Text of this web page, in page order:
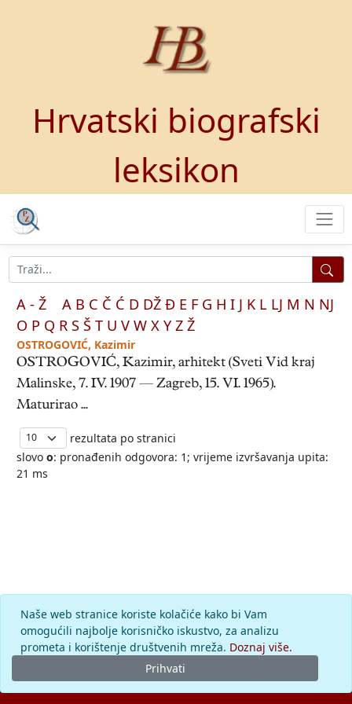
Hrvatski biografski
leksikon
A - Ž A B C Č Ć D DŽ Đ E F G H I J K L LJ M N NJ
O P Q R S Š T U V W X Y Z Ž
OSTROGOVIĆ, Kazimir
OSTROGOVIĆ, Kazimir, arhitekt (Sveti Vid kraj
Malinske, 7. IV. 1907 — Zagreb, 15. VI. 1965).
Maturirao ...
rezultata po stranici
slovo o: pronađenih odgovora: 1; vrijeme izvršavanja upita:
21 ms
Naše web stranice koriste kolačiće kako bi Vam
omogućili najbolje korisničko iskustvo, za analizu
prometa i korištenje društvenih mreža. Doznaj više.
Prihvati
© 2026.Leksikografski zavodMiroslav Krleža